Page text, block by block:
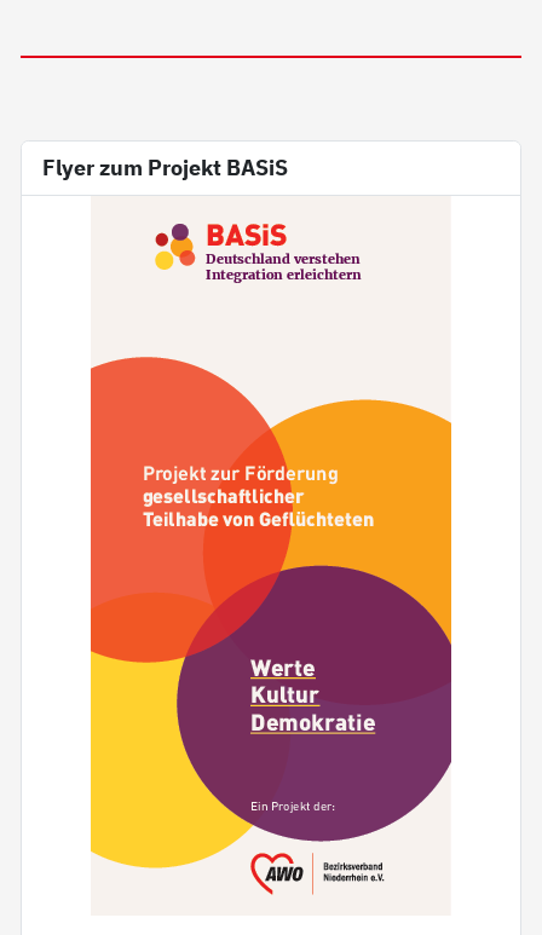
Flyer zum Projekt BASiS